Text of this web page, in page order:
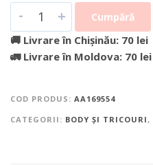
- + Cumpără
🚚 Livrare în Chișinău: 70 lei
🚛 Livrare în Moldova: 70 lei
COD PRODUS: AA169554
CATEGORII: BODY ȘI TRICOURI,